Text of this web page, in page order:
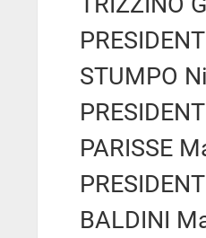
STUMPO
PARISSE
BALDINI